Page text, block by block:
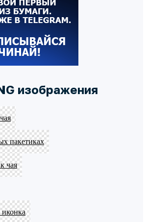
изображения